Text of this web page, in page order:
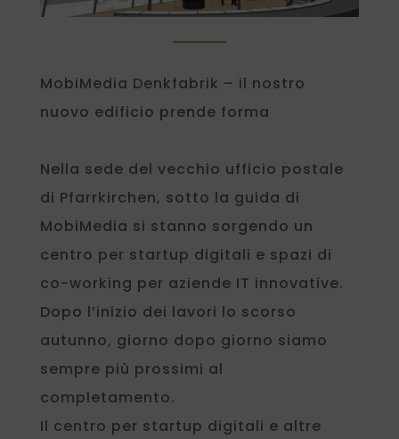
MobiMedia Denkfabrik – il nostro
nuovo edificio prende forma
Nella sede del vecchio ufficio postale
di Pfarrkirchen, sotto la guida di
MobiMedia si stanno sorgendo un
centro per startup digitali e spazi di
co-working per aziende IT innovative.
Dopo l’inizio dei lavori lo scorso
autunno, giorno dopo giorno siamo
sempre più prossimi al
completamento.
Il centro per startup digitali e altre